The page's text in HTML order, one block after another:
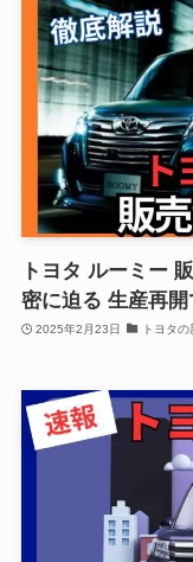
トヨタ ルーミー
密に迫る 生産再開
2025年2月23日 トヨタ